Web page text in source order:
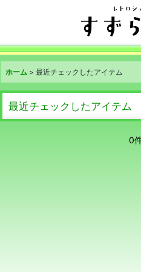
ホーム > 最近チェックしたアイテム
最近チェックしたアイテム
0